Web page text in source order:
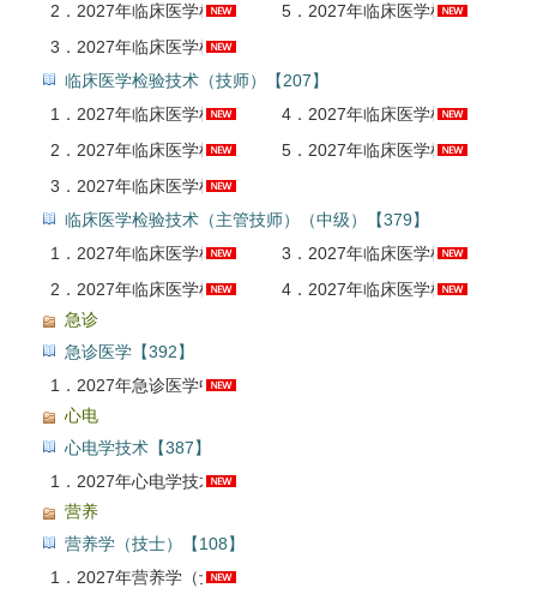
2． 2027年临床医学检验技术（士）考试全套资料【考点手册＋历年真题（视频讲解）＋题库＋考前冲刺】 5． 2027年临床医学检验技术（士）考试考前冲刺卷AI讲解
3． 2027年临床医学检验技术（士）考试题库【历年真题（部分视频讲解）＋章节题库＋模拟试题＋冲刺试卷】AI讲解
临床医学检验技术（技师）【207】
1． 2027年临床医学检验技术（师）考点精讲班 4． 2027年临床医学检验技术（师）考试考点手册AI讲解
2． 2027年临床医学检验技术（师）考试全套资料【考点手册＋历年真题（视频讲解）＋题库＋考前冲刺】 5． 2027年临床医学检验技术（师）考试考前冲刺卷AI讲解
3． 2027年临床医学检验技术（师）考试题库【历年真题（部分视频讲解）＋章节题库＋模拟试题＋冲刺试卷】AI讲解
临床医学检验技术（主管技师）（中级）【379】
1． 2027年临床医学检验技术中级职称考试全套资料【考点手册＋历年真题＋题库＋考前冲刺】 3． 2027年临床医学检验技术中级职称考试考点手册AI讲解
2． 2027年临床医学检验技术中级职称考试题库【历年真题＋章节题库＋模拟试题】AI讲解 4． 2027年临床医学检验技术中级职称考试考前冲刺卷AI讲解
急诊
急诊医学【392】
1． 2027年急诊医学中级职称考试题库【真题精选＋章节题库＋模拟试题＋冲刺试卷】AI讲解
心电
心电学技术【387】
1． 2027年心电学技术中级职称考试题库【章节题库＋模拟试题】AI讲解
营养
营养学（技士）【108】
1． 2027年营养学（士）考试题库【真题精选＋章节题库＋模拟试题＋冲刺试卷】AI讲解